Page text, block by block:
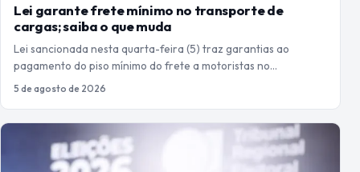
Lei garante frete mínimo no transporte de
cargas; saiba o que muda
Lei sancionada nesta quarta-feira (5) traz garantias ao
pagamento do piso mínimo do frete a motoristas no…
5 de agosto de 2026